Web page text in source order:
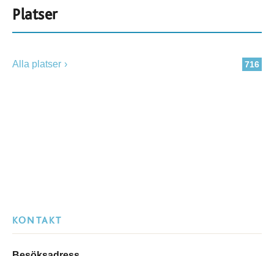
Platser
716
Alla platser
KONTAKT